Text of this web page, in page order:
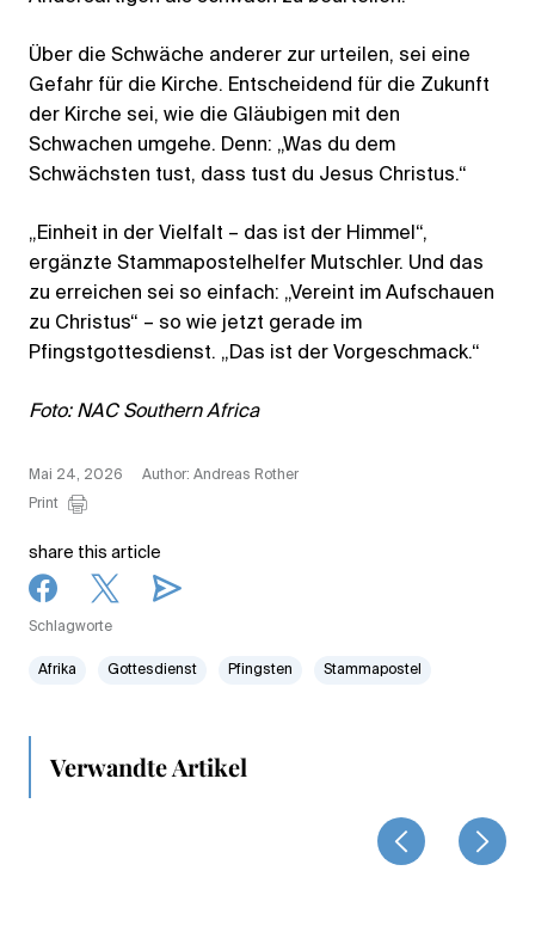
Über die Schwäche anderer zur urteilen, sei eine
Gefahr für die Kirche. Entscheidend für die Zukunft
der Kirche sei, wie die Gläubigen mit den
Schwachen umgehe. Denn: „Was du dem
Schwächsten tust, dass tust du Jesus Christus.“
„Einheit in der Vielfalt – das ist der Himmel“,
ergänzte Stammapostelhelfer Mutschler. Und das
zu erreichen sei so einfach: „Vereint im Aufschauen
zu Christus“ – so wie jetzt gerade im
Pfingstgottesdienst. „Das ist der Vorgeschmack.“
Foto: NAC Southern Africa
Mai 24, 2026
Author: Andreas Rother
Print
share this article
Schlagworte
Afrika Gottesdienst Pfingsten Stammapostel
Verwandte Artikel